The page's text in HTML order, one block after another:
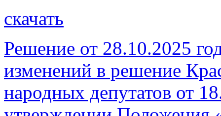
скачать
Решение от 28.10.2025
изменений в решение
народных депутатов от